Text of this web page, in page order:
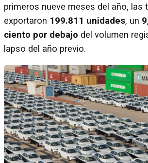
primeros nueve meses del año, las
exportaron 199.811 unidades, un
ciento por debajo del volumen
lapso del año previo.